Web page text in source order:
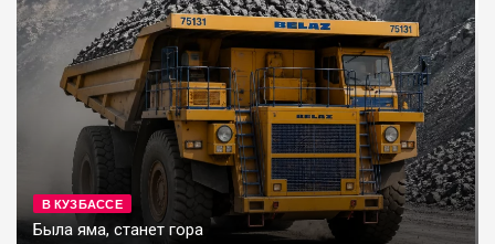
В КУЗБАССЕ
Была яма, станет гора